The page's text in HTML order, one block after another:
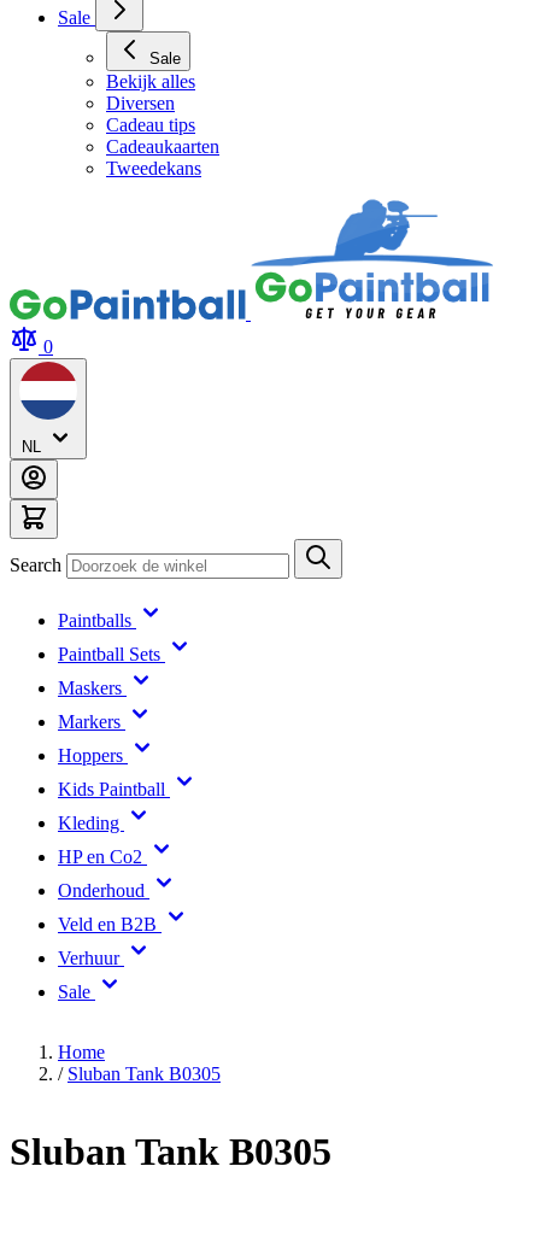
Sale
Sale
Bekijk alles
Diversen
Cadeau tips
Cadeaukaarten
Tweedekans
0
NL
Search
Paintballs
Paintball Sets
Maskers
Markers
Hoppers
Kids Paintball
Kleding
HP en Co2
Onderhoud
Veld en B2B
Verhuur
Sale
Home
/ Sluban Tank B0305
Sluban Tank B0305